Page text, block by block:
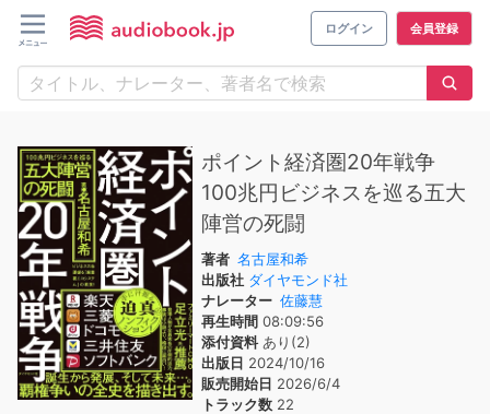
ログイン 会員登録
ポイント経済圏20年戦争
100兆円ビジネスを巡る五大
陣営の死闘
著者 名古屋和希
出版社 ダイヤモンド社
ナレーター 佐藤慧
再生時間 08:09:56
添付資料あり(2)
出版日 2024/10/16
販売開始日 2026/6/4
トラック数 22